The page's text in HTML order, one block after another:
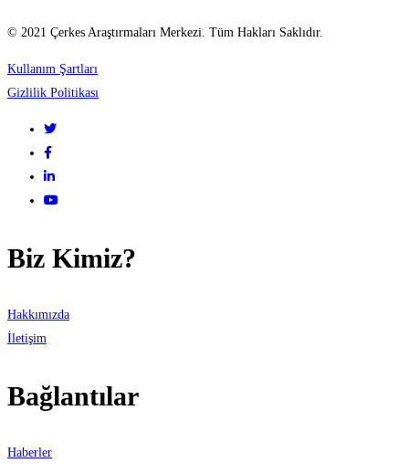
© 2021 Çerkes Araştırmaları Merkezi. Tüm Hakları Saklıdır.
Kullanım Şartları
Gizlilik Politikası
Biz Kimiz?
Hakkımızda
İletişim
Bağlantılar
Haberler